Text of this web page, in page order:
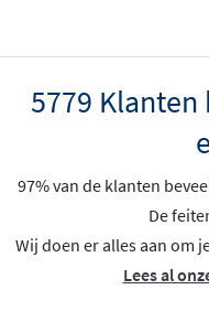
5779
97% van de klanten
De
Wij doen er alles aan om
Lees al